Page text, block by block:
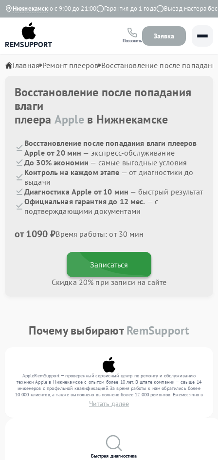
Нижнекамск
Ежедневно с 9:00 до 21:00 Гарантия до 1 года Выезд мастера
REMSUPPORT Позвонить
Заявка
Главная Ремонт плееров Восстановление после
Восстановление после попадания
влаги
плеера Appleв Нижнекамске
Восстановление после попадания влаги плееров
Apple от 20 мин — экспресс-обслуживание
До 30% экономии — самые выгодные условия
Контроль на каждом этапе — от диагностики до
выдачи
Диагностика Apple от 10 мин — быстрый результат
Официальная гарантия до 12 мес. — с
подтверждающими документами
от 1090 ₽Время работы: от 30 мин
Записаться
Скидка 20% при записи на сайте
Почему выбираютRemSupport
AppleRemSupport — проверенный сервисный центр по ремонту и обслуживанию
техники Apple в Нижнекамске с опытом более 10 лет. В штате компании — свыше 14
инженеров с профильной квалификацией. За время работы к нам обратились более
10 000 клиентов, а также выполнено выполнено более 12 000 ремонтов. Ежемесячно в
сервисный центр поступает более 300 устройств, включая , , . Мы выполняем ремонт
различного уровня сложности и обеспечиваем надежный результат благодаря
Читать далее
Быстрая диагностика